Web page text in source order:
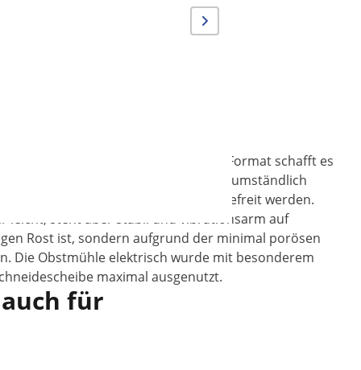
dank seines Einfülltrichters im XXL-Format schafft es
vor dem Mosten nicht mehr umständlich
vor der Verarbeitung von Kernen befreit werden.
leicht, steht aber stabil und vibrationsarm auf
Rost ist, sondern aufgrund der minimal porösen
Die Obstmühle elektrisch wurde mit besonderem
maximal ausgenutzt.
für